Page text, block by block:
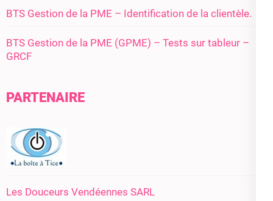
BTS Gestion de la PME – Identification de la clientèle.
BTS Gestion de la PME (GPME) – Tests sur tableur –
GRCF
PARTENAIRE
Les Douceurs Vendéennes SARL